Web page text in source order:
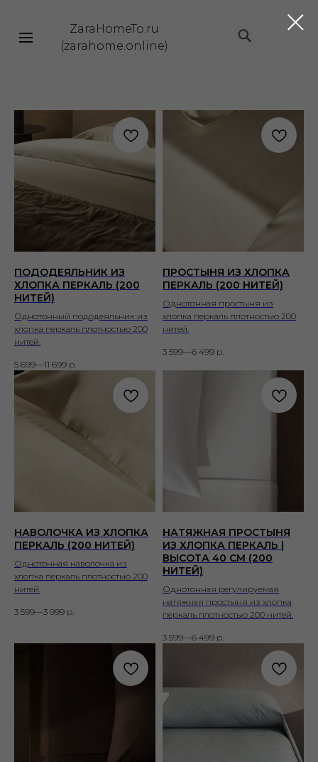
|||
ZaraHomeTo.ru
(zarahome.online)
ПОДОДЕЯЛЬНИК ИЗ
ХЛОПКА ПЕРКАЛЬ (200
НИТЕЙ)
Однотонный пододеяльник из
хлопка перкаль плотностью 200
нитей.
5 699—11 699 р.
ПРОСТЫНЯ ИЗ ХЛОПКА
ПЕРКАЛЬ (200 НИТЕЙ)
Однотонная простыня из
хлопка перкаль плотностью 200
нитей.
3 599—6 499 р.
НАВОЛОЧКА ИЗ ХЛОПКА
ПЕРКАЛЬ (200 НИТЕЙ)
Однотонная наволочка из
хлопка перкаль плотностью 200
нитей.
3 599—3 999 р.
НАТЯЖНАЯ ПРОСТЫНЯ
ИЗ ХЛОПКА ПЕРКАЛЬ |
ВЫСОТА 40 СМ (200
НИТЕЙ)
Однотонная регулируемая
натяжная простыня из хлопка
перкаль плотностью 200 нитей.
3 599—6 499 р.